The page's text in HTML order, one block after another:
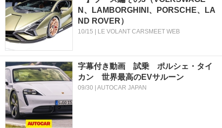
N、LAMBORGHINI、PORSCHE、LA
ND ROVER）
10/15 | LE VOLANT CARSMEET WEB
字幕付き動画 試乗 ポルシェ・タイ
カン 世界最高のEVサルーン
09/30 | AUTOCAR JAPAN